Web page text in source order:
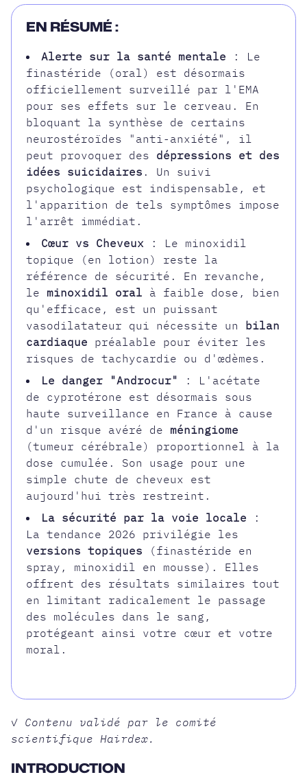
EN RÉSUMÉ :
Alerte sur la santé mentale : Le
finastéride (oral) est désormais
officiellement surveillé par l'EMA
pour ses effets sur le cerveau. En
bloquant la synthèse de certains
neurostéroïdes "anti-anxiété", il
peut provoquer des dépressions et des
idées suicidaires . Un suivi
psychologique est indispensable, et
l'apparition de tels symptômes impose
l'arrêt immédiat.
Cœur vs Cheveux : Le minoxidil
topique (en lotion) reste la
référence de sécurité. En revanche,
le minoxidil oral à faible dose, bien
qu'efficace, est un puissant
vasodilatateur qui nécessite un bilan
cardiaque préalable pour éviter les
risques de tachycardie ou d'œdèmes.
Le danger "Androcur"
: L'acétate
de cyprotérone est désormais sous
haute surveillance en France à cause
d'un risque avéré de méningiome
(tumeur cérébrale) proportionnel à la
dose cumulée. Son usage pour une
simple chute de cheveux est
aujourd'hui très restreint.
La sécurité par la voie locale :
La tendance 2026 privilégie les
versions topiques (finastéride en
spray, minoxidil en mousse). Elles
offrent des résultats similaires tout
en limitant radicalement le passage
des molécules dans le sang,
protégeant ainsi votre cœur et votre
moral.
✓ Contenu validé par le comité
scientifique Hairdex.
INTRODUCTION